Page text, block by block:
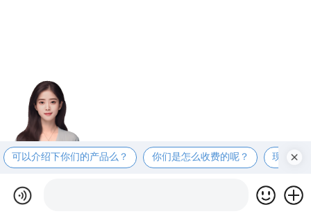
可以介绍下你们的产品么？ 你们是怎么收费的呢？ 现在有